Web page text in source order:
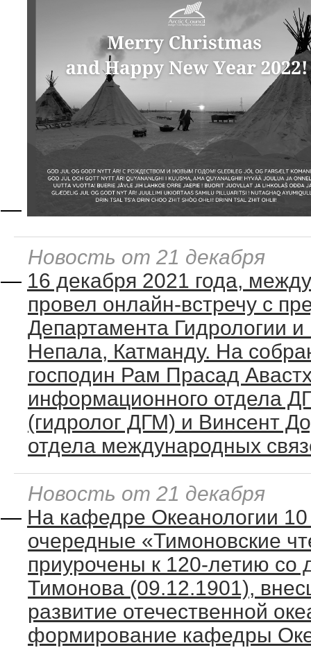
—
Новость от 21 декабря
— 16 декабря 2021 года,
провел онлайн-встречу с
Департамента Гидрологии
Непала, Катманду. На
господин Рам Прасад
информационного отдела
(гидролог ДГМ) и Винсент
отдела международных
Новость от 21 декабря
— На кафедре Океанологии
очередные «Тимоновские
приурочены к 120-летию со
Тимонова (09.12.1901),
развитие отечественной
формирование кафедры